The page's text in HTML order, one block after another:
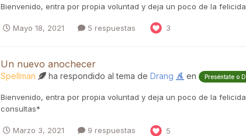
Bienvenido, entra por propia voluntad y deja un poco de la
Mayo 18, 2021 5 respuestas 3
Un nuevo anochecer
Spellman ha respondido al tema de Drang en Preséntate o
Bienvenido, entra por propia voluntad y deja un poco de la
consultas*
Marzo 3, 2021 9 respuestas 5